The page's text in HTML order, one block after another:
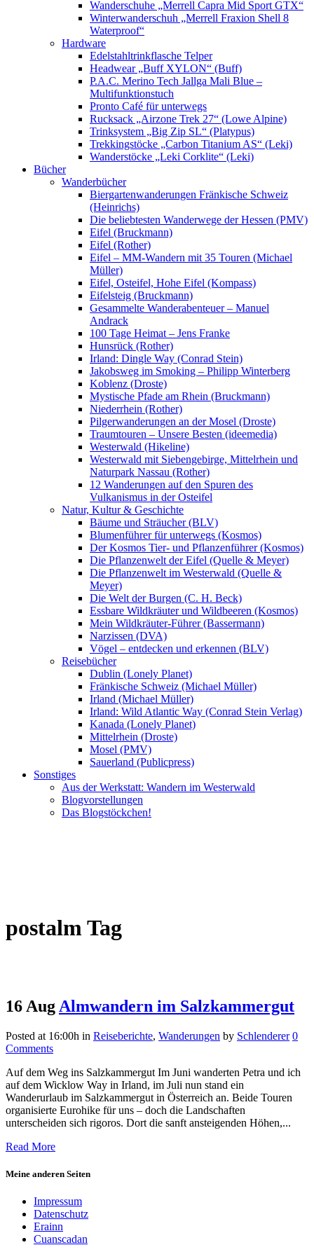
Wanderschuhe „Merrell Capra Mid Sport GTX“
Winterwanderschuh „Merrell Fraxion Shell 8
Waterproof“
Hardware
Edelstahltrinkflasche Telper
Headwear „Buff XYLON“ (Buff)
P.A.C. Merino Tech Jallga Mali Blue –
Multifunktionstuch
Pronto Café für unterwegs
Rucksack „Airzone Trek 27“ (Lowe Alpine)
Trinksystem „Big Zip SL“ (Platypus)
Trekkingstöcke „Carbon Titanium AS“ (Leki)
Wanderstöcke „Leki Corklite“ (Leki)
Bücher
Wanderbücher
Biergartenwanderungen Fränkische Schweiz
(Heinrichs)
Die beliebtesten Wanderwege der Hessen (PMV)
Eifel (Bruckmann)
Eifel (Rother)
Eifel – MM-Wandern mit 35 Touren (Michael
Müller)
Eifel, Osteifel, Hohe Eifel (Kompass)
Eifelsteig (Bruckmann)
Gesammelte Wanderabenteuer – Manuel
Andrack
100 Tage Heimat – Jens Franke
Hunsrück (Rother)
Irland: Dingle Way (Conrad Stein)
Jakobsweg im Smoking – Philipp Winterberg
Koblenz (Droste)
Mystische Pfade am Rhein (Bruckmann)
Niederrhein (Rother)
Pilgerwanderungen an der Mosel (Droste)
Traumtouren – Unsere Besten (ideemedia)
Westerwald (Hikeline)
Westerwald mit Siebengebirge, Mittelrhein und
Naturpark Nassau (Rother)
12 Wanderungen auf den Spuren des
Vulkanismus in der Osteifel
Natur, Kultur & Geschichte
Bäume und Sträucher (BLV)
Blumenführer für unterwegs (Kosmos)
Der Kosmos Tier- und Pflanzenführer (Kosmos)
Die Pflanzenwelt der Eifel (Quelle & Meyer)
Die Pflanzenwelt im Westerwald (Quelle &
Meyer)
Die Welt der Burgen (C. H. Beck)
Essbare Wildkräuter und Wildbeeren (Kosmos)
Mein Wildkräuter-Führer (Bassermann)
Narzissen (DVA)
Vögel – entdecken und erkennen (BLV)
Reisebücher
Dublin (Lonely Planet)
Fränkische Schweiz (Michael Müller)
Irland (Michael Müller)
Irland: Wild Atlantic Way (Conrad Stein Verlag)
Kanada (Lonely Planet)
Mittelrhein (Droste)
Mosel (PMV)
Sauerland (Publicpress)
Sonstiges
Aus der Werkstatt: Wandern im Westerwald
Blogvorstellungen
Das Blogstöckchen!
postalm Tag
16 Aug Almwandern im Salzkammergut
Posted at 16:00h in Reiseberichte, Wanderungen by Schlenderer 0
Comments
Auf dem Weg ins Salzkammergut Im Juni wanderten Petra und ich
auf dem Wicklow Way in Irland, im Juli nun stand ein
Wanderurlaub im Salzkammergut in Österreich an. Beide Touren
organisierte Eurohike für uns – doch die Landschaften
unterscheiden sich rigoros. Dort die sanft ansteigenden Höhen,...
Read More
Meine anderen Seiten
Impressum
Datenschutz
Erainn
Cuanscadan